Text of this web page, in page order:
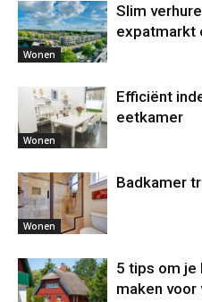
Wonen
Slim
expatmarkt
Wonen
Efficiënt
eetkamer
Wonen
Badkamer
5 tips om je
maken voor